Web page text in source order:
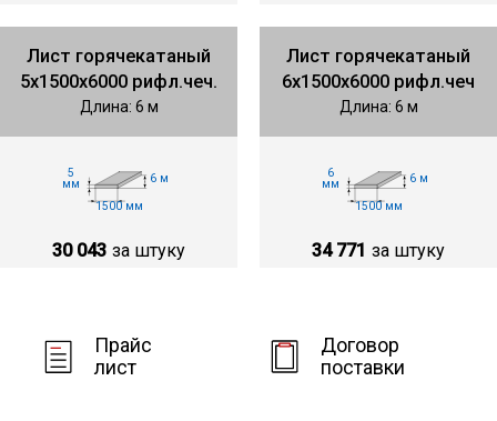
Лист горячекатаный
5х1500х6000 рифл.чеч.
Длина: 6 м
5
мм
6 м
1500 мм
30 043 за штуку
Лист горячекатаный
6х1500х6000 рифл.чеч
Длина: 6 м
6
мм
6 м
1500 мм
34 771 за штуку
Прайс
лист
Договор
поставки